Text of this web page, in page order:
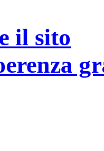
il sito